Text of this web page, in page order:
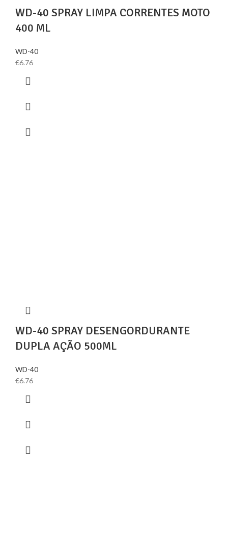
WD-40 SPRAY LIMPA CORRENTES MOTO
400 ML
WD-40
€6.76
WD-40 SPRAY DESENGORDURANTE
DUPLA AÇÃO 500ML
WD-40
€6.76